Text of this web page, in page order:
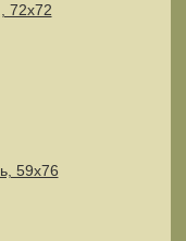
72х72
59х76